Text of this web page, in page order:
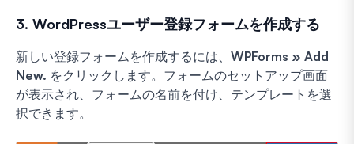
3. WordPressユーザー登録フォームを作成する
新しい登録フォームを作成するには、 WPForms » Add
New. をクリックします。フォームのセットアップ画面
が表示され、フォームの名前を付け、テンプレートを選
択できます。